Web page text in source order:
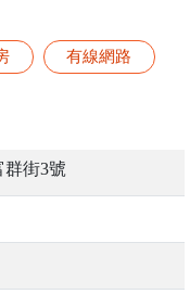
有線網路
群街3號